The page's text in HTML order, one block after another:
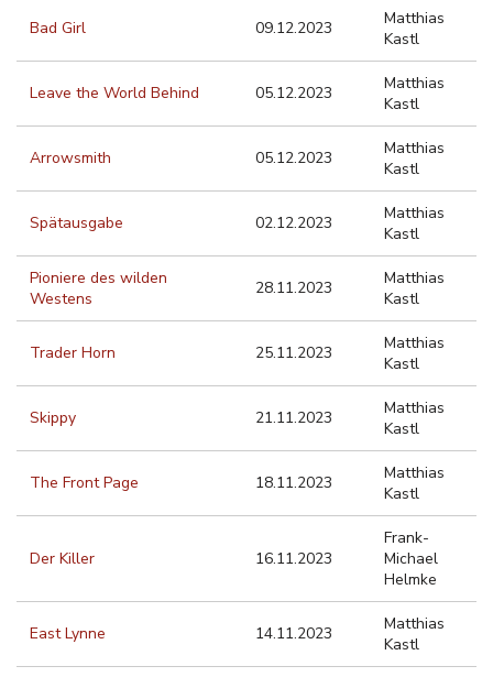
Bad Girl 09.12.2023
Matthias
Kastl
Leave the World Behind 05.12.2023
Matthias
Kastl
Arrowsmith 05.12.2023
Matthias
Kastl
Spätausgabe 02.12.2023
Matthias
Kastl
Pioniere des wilden
Westens
28.11.2023
Matthias
Kastl
Trader Horn 25.11.2023
Matthias
Kastl
Skippy 21.11.2023
Matthias
Kastl
The Front Page 18.11.2023
Matthias
Kastl
Der Killer 16.11.2023
Frank-
Michael
Helmke
East Lynne 14.11.2023
Matthias
Kastl